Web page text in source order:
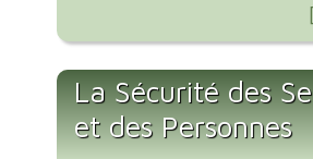
La Sécurité des
et des Personnes